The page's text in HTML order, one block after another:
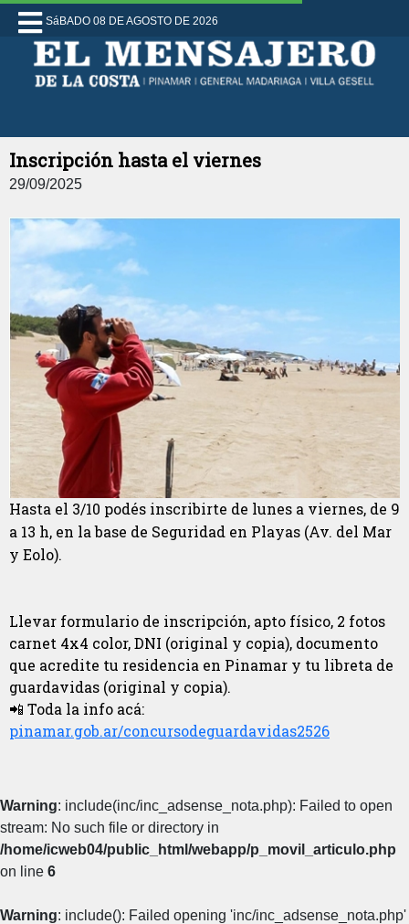
SáBADO 08 DE AGOSTO DE 2026
Inscripción hasta el viernes
29/09/2025
Hasta el 3/10 podés inscribirte de lunes a viernes, de 9
a 13 h, en la base de Seguridad en Playas (Av. del Mar
y Eolo).
Llevar formulario de inscripción, apto físico, 2 fotos
carnet 4x4 color, DNI (original y copia), documento
que acredite tu residencia en Pinamar y tu libreta de
guardavidas (original y copia).
📲 Toda la info acá:
pinamar.gob.ar/concursodeguardavidas2526
Warning: include(inc/inc_adsense_nota.php): Failed to open
stream: No such file or directory in
/home/icweb04/public_html/webapp/p_movil_articulo.php
on line 6
Warning: include(): Failed opening 'inc/inc_adsense_nota.php'